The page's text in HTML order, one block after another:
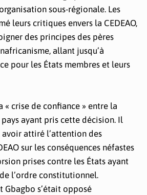
sous-régionale. Les
leurs critiques envers la CEDEAO,
des principes des pères
allant jusqu’à
pour les États membres et leurs
« crise de confiance » entre la
pays ayant pris cette décision. Il
attiré l’attention des
sur les conséquences néfastes
prises contre les États ayant
l’ordre constitutionnel.
Gbagbo s’était opposé